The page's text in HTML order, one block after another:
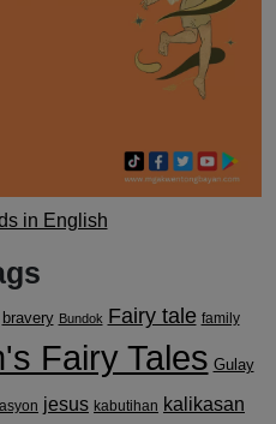
in English
bravery Bundok Fairy tale family
Fairy Tales Gulay
jesus kabutihan kalikasan